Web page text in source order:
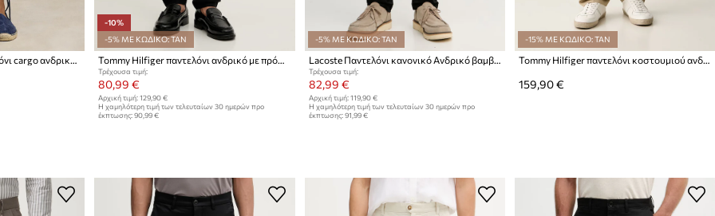
-10%
-5% ΜΕ ΚΩΔΙΚΟ: TAN
Τρέχουσα τιμή:
80,99 €
Αρχική τιμή: 129,90 €
Η χαμηλότερη τιμή των τελευταίων 30 ημερών προ
έκπτωσης: 90,99 €
-5% ΜΕ ΚΩΔΙΚΟ: TAN
Lacoste Παντελόνι κανονικό Ανδρικό βαμβάκι με ελαστάν
Τρέχουσα τιμή:
82,99 €
Αρχική τιμή: 119,90 €
Η χαμηλότερη τιμή των τελευταίων 30 ημερών προ
έκπτωσης: 91,99 €
-15% ΜΕ ΚΩΔΙΚΟ: TAN
Tommy Hilfiger παντελόνι κοστουμιού ανδρικό βαμβακερό
159,90 €